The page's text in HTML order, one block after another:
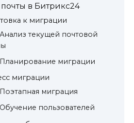
в Битрикс24
к миграции
Анализ текущей почтовой
Планирование миграции
миграции
Поэтапная миграция
Обучение пользователей